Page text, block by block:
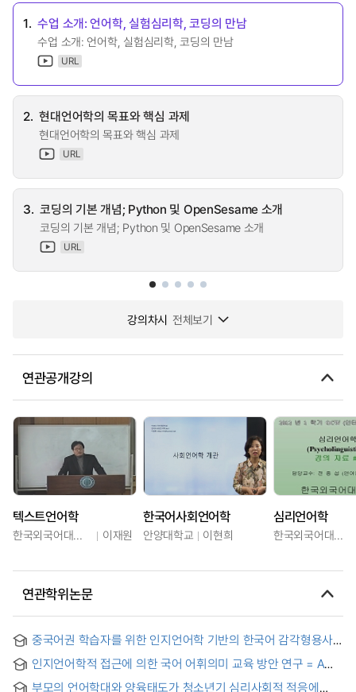
1. 수업 소개: 언어학, 실험심리학, 코딩의 만남
수업 소개: 언어학, 실험심리학, 코딩의 만남
URL
2. 현대언어학의 목표와 핵심 과제
현대언어학의 목표와 핵심 과제
URL
3. 코딩의 기본 개념; Python 및 OpenSesame 소개
코딩의 기본 개념; Python 및 OpenSesame 소개
URL
강의차시 전체보기
연관공개강의
텍스트언어학
한국외국어대학교 이재원
한국어사회언어학
안양대학교 이현희
심리언어학
한국외국어대학교
연관학위논문
중국어권 학습자를 위한 인지언어학 기반의 한국어 감각형용사
Sensory Adjectives Based on Cognitive Linguistics for
Chinese Learners
인지언어학적 접근에 의한 국어 어휘의미 교육 방안 연구 = A
부모의 언어학대와 양육태도가 청소년기 심리사회적 적응에